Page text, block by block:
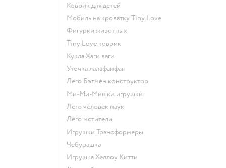
Коврик для детей
Мобиль на кроватку Tiny Love
Фигурки животных
Tiny Love коврик
Кукла Хаги ваги
Уточка лалафанфан
Лего Бэтмен конструктор
Ми-Ми-Мишки игрушки
Лего человек паук
Лего мстители
Игрушки Трансформеры
Чебурашка
Игрушка Хеллоу Китти